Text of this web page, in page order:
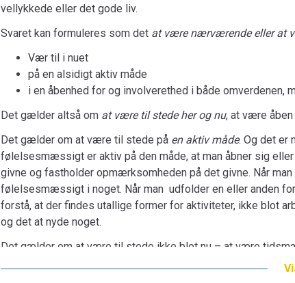
vellykkede eller det gode liv.
Svaret kan formuleres som det at være nærværende eller at
Vær til i nuet
på en alsidigt aktiv måde
i en åbenhed for og involverethed i både omverdenen,
Det gælder altså om at være til stede her og nu, at være
Det gælder om at være til stede på en aktiv måde. Og det er
følelsesmæssigt er aktiv på den måde, at man åbner sig
givne og fastholder opmærksomheden på det givne. Når
følelsesmæssigt i noget. Når man udfolder en eller anden
forstå, at der findes utallige former for aktiviteter, ikke blot
og det at nyde noget.
Det gælder om at være til stede ikke blot nu – at være
eller vendt mod det givne: det